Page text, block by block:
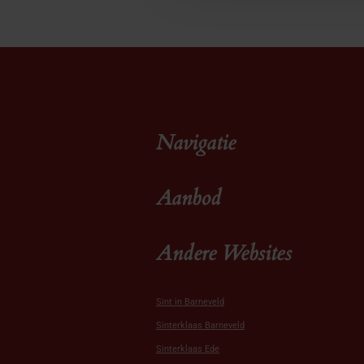
Navigatie
Aanbod
Andere Websites
Sint in Barneveld
Sinterklaas Barneveld
Sinterklaas Ede